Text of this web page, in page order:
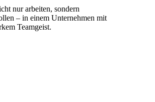
nur arbeiten, sondern
– in einem Unternehmen mit
Teamgeist.